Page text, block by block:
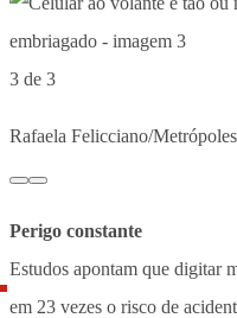
3 de 3
Rafaela Felicciano/Metrópoles
Perigo constante
Estudos apontam que digitar
em 23 vezes o risco de